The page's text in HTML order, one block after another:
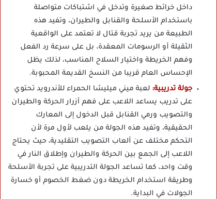
داخل خرائط صغيرة وتدخل في اشتباكات متواصلة
باستخدام الأسلحة والقنابل والطيران، وتفيد هذه
الطبيعة من يريد تجربة قتال لا تعتمد على الواقعية
الثقيلة أو الرسومات المعقدة، بل على سرعة رد الفعل
وفهم الخريطة واختيار السلاح المناسب، لذلك يظل
الإحساس العام قريبا من النسخ القديمة المحبوبة.
جولة تدريبية: لعبة ميني ميليشا الحمراء للأندرويد تحتوي
على تدريب يساعد اللاعب على فهم أزرار الحركة والطيران
والتصويب ورمي القنابل قبل الدخول إلى المعارك
الحقيقية، وتفيد هذه الجولة من يلعب لأول مرة لأن
التحكم مختلف عن ألعاب التصويب التقليدية، حيث يحتاج
اللاعب إلى الجمع بين الحركة والطيران وإطلاق النار في
وقت واحد، كما تساعد الجولة التدريبية على تجربة الأسلحة
وطريقة استخدام الخريطة دون ضغط الخصوم أو خسارة
الجولات في البداية.